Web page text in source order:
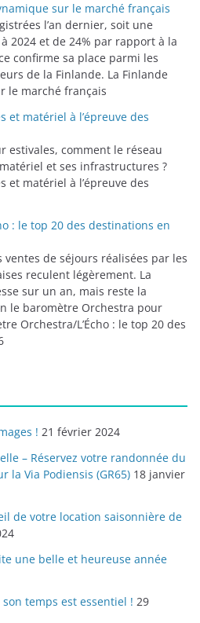
sur le marché français
l’an dernier, soit une
2024 et de 24% par rapport à la
confirme sa place parmi les
de la Finlande. La Finlande
le marché français
et matériel à l’épreuve des
estivales, comment le réseau
et ses infrastructures ?
et matériel à l’épreuve des
: le top 20 des destinations en
de séjours réalisées par les
reculent légèrement. La
sur un an, mais reste la
le baromètre Orchestra pour
Orchestra/L’Écho : le top 20 des
! 21 février 2024
– Réservez votre randonnée du
la Via Podiensis (GR65) 18 janvier
de votre location saisonnière de
une belle et heureuse année
temps est essentiel ! 29